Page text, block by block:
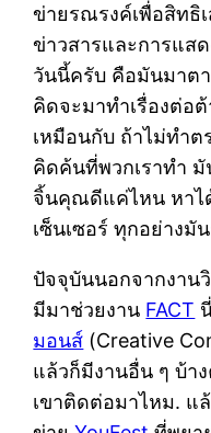
ข่ายรณรงค์เพื่อสิทธิ
ข่าวสารและการแส
วันนี้ครับ คือมันมาตา
คิดจะมาทำเรื่องต่อ
เหมือนกับ ถ้าไม่ทำต
คิดค้นที่พวกเราทำ
จิ้นคุณดีแค่ไหน หาไ
เซ็นเซอร์ ทุกอย่างมั
ปัจจุบันนอกจากงาน
มีมาช่วยงาน FACT
มอนส์ (Creative
แล้วก็มีงานอื่น ๆ บ้า
เขาติดต่อมาไหม. แ